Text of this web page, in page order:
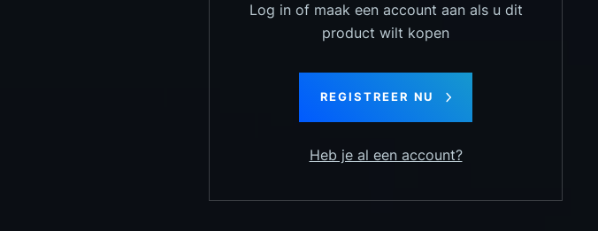
Log in of maak een account aan als u dit
product wilt kopen
REGISTREER NU
Heb je al een account?